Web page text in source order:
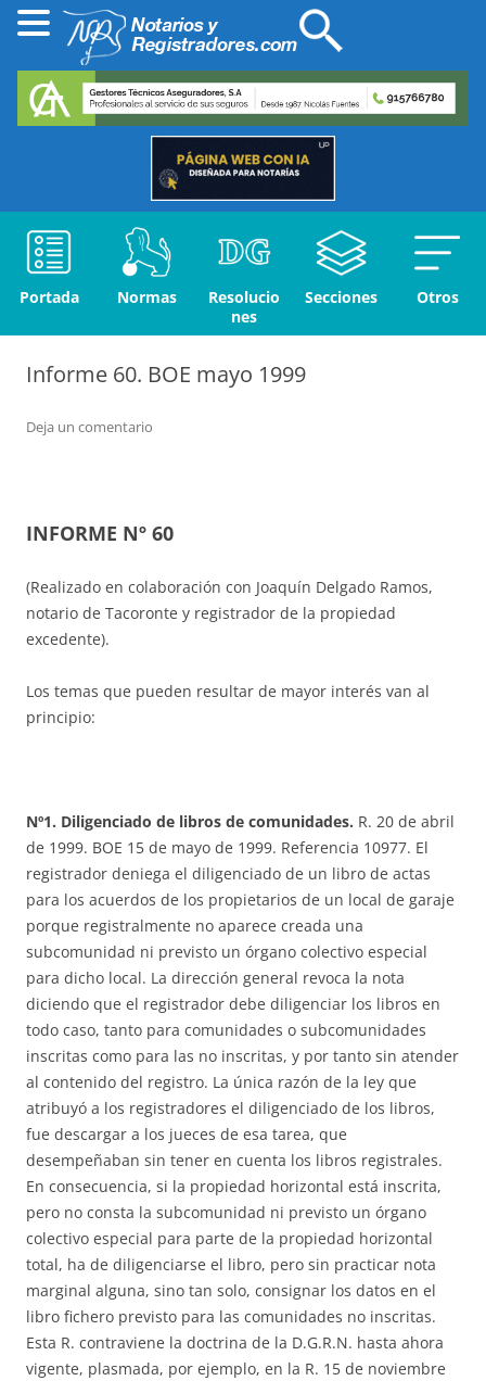
Portada Normas
Resolucio
nes
Secciones Otros
Informe 60. BOE mayo 1999
Deja un comentario
INFORME Nº 60
(Realizado en colaboración con Joaquín Delgado Ramos,
notario de Tacoronte y registrador de la propiedad
excedente).
Los temas que pueden resultar de mayor interés van al
principio:
Nº1. Diligenciado de libros de comunidades. R. 20 de abril
de 1999. BOE 15 de mayo de 1999. Referencia 10977. El
registrador deniega el diligenciado de un libro de actas
para los acuerdos de los propietarios de un local de garaje
porque registralmente no aparece creada una
subcomunidad ni previsto un órgano colectivo especial
para dicho local. La dirección general revoca la nota
diciendo que el registrador debe diligenciar los libros en
todo caso, tanto para comunidades o subcomunidades
inscritas como para las no inscritas, y por tanto sin atender
al contenido del registro. La única razón de la ley que
atribuyó a los registradores el diligenciado de los libros,
fue descargar a los jueces de esa tarea, que
desempeñaban sin tener en cuenta los libros registrales.
En consecuencia, si la propiedad horizontal está inscrita,
pero no consta la subcomunidad ni previsto un órgano
colectivo especial para parte de la propiedad horizontal
total, ha de diligenciarse el libro, pero sin practicar nota
marginal alguna, sino tan solo, consignar los datos en el
libro fichero previsto para las comunidades no inscritas.
Esta R. contraviene la doctrina de la D.G.R.N. hasta ahora
vigente, plasmada, por ejemplo, en la R. 15 de noviembre